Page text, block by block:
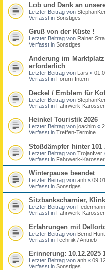
Lob und Dank an
Letzter Beitrag von
Verfasst in Sonstiges
Gruß von der Küste !
Letzter Beitrag von Rainer
Verfasst in Sonstiges
Anderung im
erforderlich
Letzter Beitrag von Lars «
Verfasst in Forum-Intern
Deckel / Emblem für
Letzter Beitrag von
Verfasst in Fahrwerk-
Heinkel Touristik 2026
Letzter Beitrag von joachim «
Verfasst in Treffen-Termine
Stoßdämpfer hinter 101
Letzter Beitrag von TrojanIver
Verfasst in Fahrwerk-
Winterpause beendet
Letzter Beitrag von anh «
Verfasst in Sonstiges
Sitzbankscharnier,
Letzter Beitrag von Federmann
Verfasst in Fahrwerk-
Erfahrungen mit
Letzter Beitrag von Bernd
Verfasst in Technik / Antrieb
Erinnerung: 10.12.2025
Letzter Beitrag von anh «
Verfasst in Sonstiges